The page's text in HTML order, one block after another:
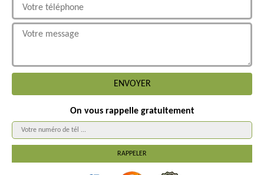
On vous rappelle gratuitement